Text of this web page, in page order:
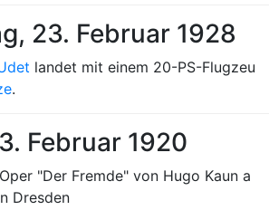
23. Februar 1928
landet mit einem 20-PS-Flugzeu
.
Februar 1920
"Der Fremde" von Hugo Kaun a
Dresden